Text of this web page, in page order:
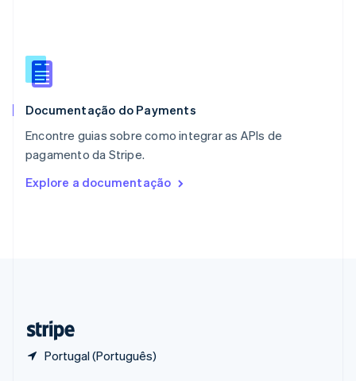
Documentação do Payments
Encontre guias sobre como integrar as APIs de
pagamento da Stripe.
Explore a documentação
Portugal (Português)
Português
RAE de Hong Kong, China
Reino Unido
República Tcheca
English
English